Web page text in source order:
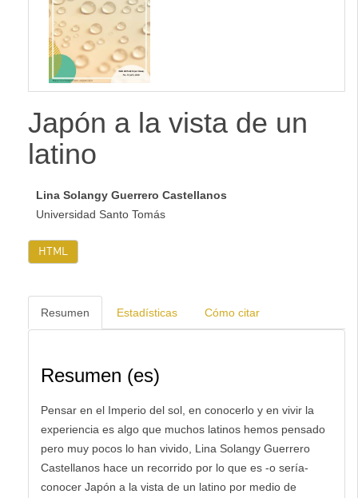
lateral
Japón a la vista de un
latino
Lina Solangy Guerrero Castellanos
Universidad Santo Tomás
HTML
Resumen Estadísticas Cómo citar
Resumen (es)
Pensar en el Imperio del sol, en conocerlo y en vivir la
experiencia es algo que muchos latinos hemos pensado
pero muy pocos lo han vivido, Lina Solangy Guerrero
Castellanos hace un recorrido por lo que es -o sería-
conocer Japón a la vista de un latino por medio de